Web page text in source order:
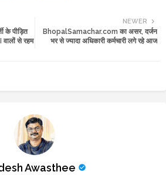
tte ats
NEWER
BhopalSamachar.com का असर, दर्जन
भर से ज्यादा अधिकारी कर्मचारी लगे रहे आज
के पीड़ित
वालों से रहम
Awasthee